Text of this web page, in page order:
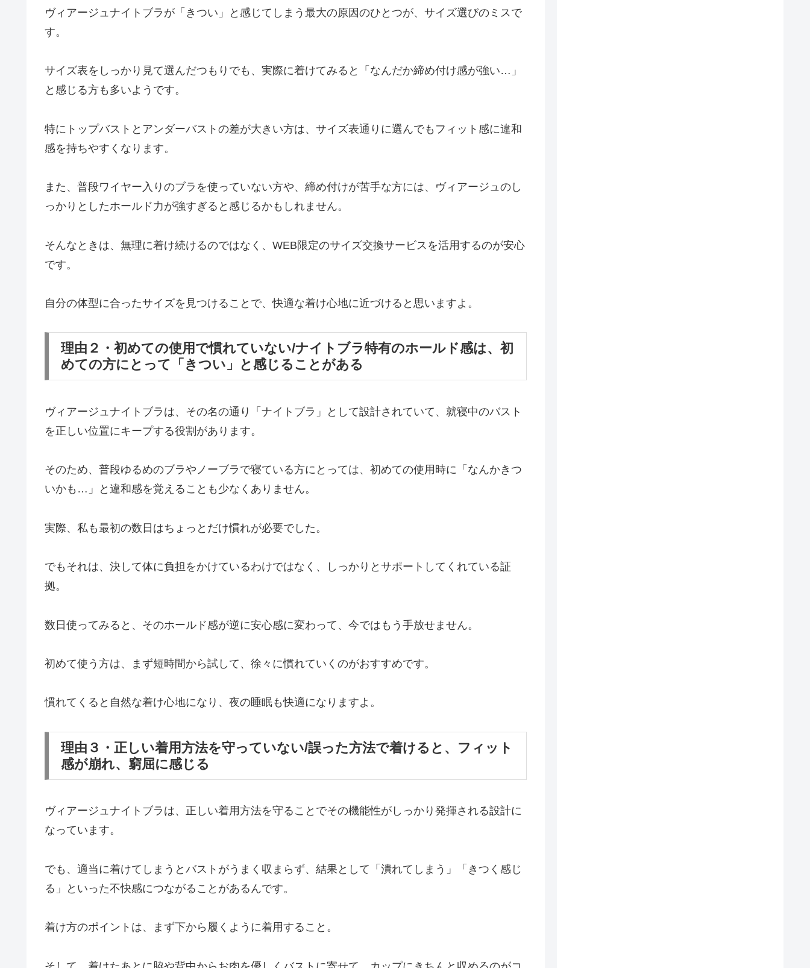
ヴィアージュナイトブラが「きつい」と感じてしまう最大の原因のひとつが、サイズ選びのミスで
す。
サイズ表をしっかり見て選んだつもりでも、実際に着けてみると「なんだか締め付け感が強い…」
と感じる方も多いようです。
特にトップバストとアンダーバストの差が大きい方は、サイズ表通りに選んでもフィット感に違和
感を持ちやすくなります。
また、普段ワイヤー入りのブラを使っていない方や、締め付けが苦手な方には、ヴィアージュのし
っかりとしたホールド力が強すぎると感じるかもしれません。
そんなときは、無理に着け続けるのではなく、WEB限定のサイズ交換サービスを活用するのが安心
です。
自分の体型に合ったサイズを見つけることで、快適な着け心地に近づけると思いますよ。
理由２・初めての使用で慣れていない/ナイトブラ特有のホールド感は、初
めての方にとって「きつい」と感じることがある
ヴィアージュナイトブラは、その名の通り「ナイトブラ」として設計されていて、就寝中のバスト
を正しい位置にキープする役割があります。
そのため、普段ゆるめのブラやノーブラで寝ている方にとっては、初めての使用時に「なんかきつ
いかも…」と違和感を覚えることも少なくありません。
実際、私も最初の数日はちょっとだけ慣れが必要でした。
でもそれは、決して体に負担をかけているわけではなく、しっかりとサポートしてくれている証
拠。
数日使ってみると、そのホールド感が逆に安心感に変わって、今ではもう手放せません。
初めて使う方は、まず短時間から試して、徐々に慣れていくのがおすすめです。
慣れてくると自然な着け心地になり、夜の睡眠も快適になりますよ。
理由３・正しい着用方法を守っていない/誤った方法で着けると、フィット
感が崩れ、窮屈に感じる
ヴィアージュナイトブラは、正しい着用方法を守ることでその機能性がしっかり発揮される設計に
なっています。
でも、適当に着けてしまうとバストがうまく収まらず、結果として「潰れてしまう」「きつく感じ
る」といった不快感につながることがあるんです。
着け方のポイントは、まず下から履くように着用すること。